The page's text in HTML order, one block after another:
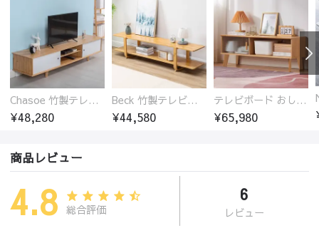
Chasoe 竹製テレビ台 ローボード
¥48,280
Beck 竹製テレビ台 ローボード 開放的
¥44,580
テレビボード おしゃれ ローボード 楠竹 幅100 幅120 幅140 幅160 ナチュラル 天然素材 北欧風 リビング収納 TV台 一人暮らし ファミリー対応 zt-548
¥65,980
商品レビュー
4.8 総合評価
6
レビュー